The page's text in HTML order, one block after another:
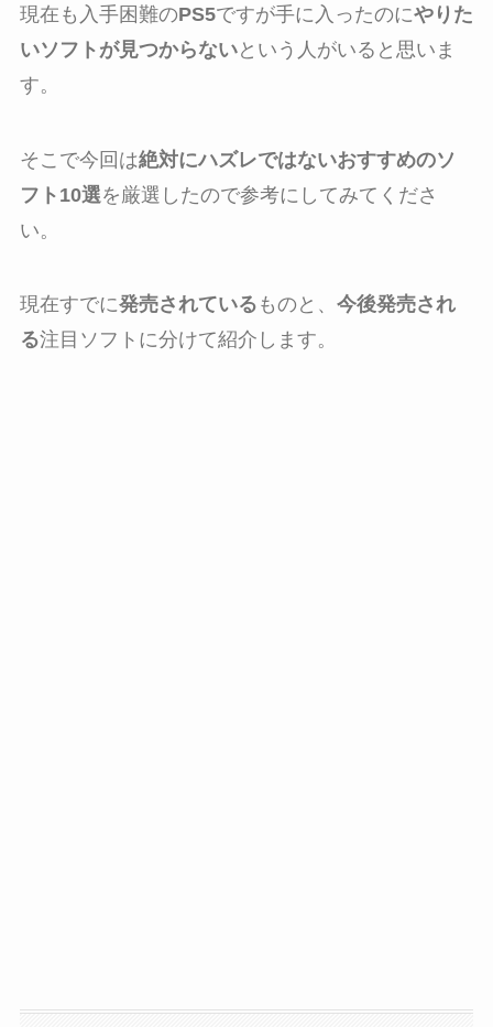
現在も入手困難のPS5ですが手に入ったのにやりた
いソフトが見つからないという人がいると思いま
す。
そこで今回は絶対にハズレではないおすすめのソ
フト10選を厳選したので参考にしてみてくださ
い。
現在すでに発売されている ものと、 今後発売され
る注目ソフトに分けて紹介します。